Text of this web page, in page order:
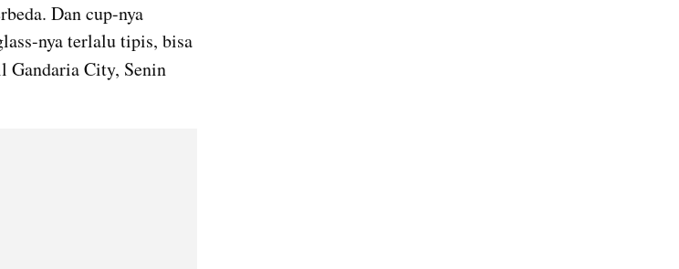
Dan cup-nya
nya terlalu tipis, bisa
Gandaria City, Senin